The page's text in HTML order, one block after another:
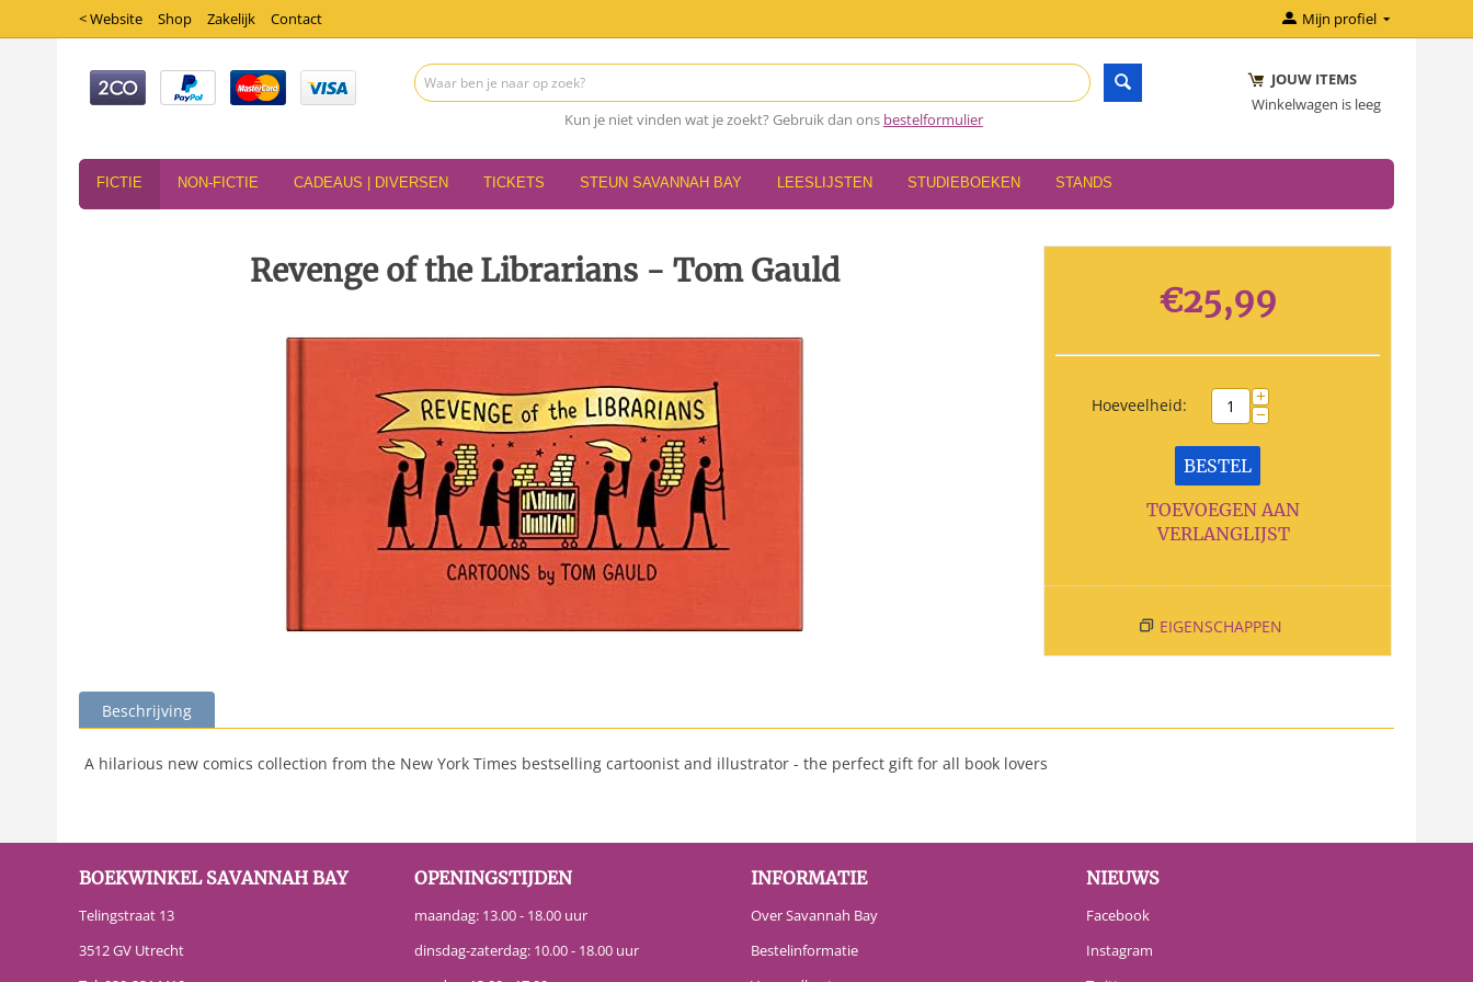
< Website Shop Zakelijk Contact Mijn profiel
Kun je niet vinden wat je zoekt? Gebruik dan ons bestelformulier
JOUW ITEMS
Winkelwagen is leeg
FICTIE NON-FICTIE CADEAUS | DIVERSEN TICKETS STEUN SAVANNAH BAY LEESLIJSTEN STUDIEBOEKEN STANDS
Revenge of the Librarians - Tom Gauld
€25,99
Hoeveelheid: +
−
BESTEL
TOEVOEGEN AAN
VERLANGLIJST
EIGENSCHAPPEN
Beschrijving
A hilarious new comics collection from the New York Times bestselling cartoonist and illustrator - the perfect gift for all book lovers
BOEKWINKEL SAVANNAH BAY
Telingstraat 13
3512 GV Utrecht
OPENINGSTIJDEN
maandag: 13.00 - 18.00 uur
dinsdag-zaterdag: 10.00 - 18.00 uur
INFORMATIE
Over Savannah Bay
Bestelinformatie
NIEUWS
Facebook
Instagram